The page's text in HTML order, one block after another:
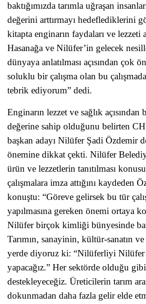
baktığımızda tarımla uğraşan
değerini arttırmayı hedeflediklerini
kitapta enginarın faydaları ve lezzeti
Hasanağa ve Nilüfer’in gelecek
dünyaya anlatılması açısından çok
soluklu bir çalışma olan bu
tebrik ediyorum” dedi.
Enginarın lezzet ve sağlık açısından
değerine sahip olduğunu belirten
başkan adayı Nilüfer Şadi Özdemir
önemine dikkat çekti. Nilüfer
ürün ve lezzetlerin tanıtılması
çalışmalara imza attığını kaydeden
konuştu: “Göreve gelirsek bu tür
yapılmasına gereken önemi ortaya
Nilüfer birçok kimliği bünyesinde
Tarımın, sanayinin, kültür-sanatın
yerde diyoruz ki: “Nilüferliyi
yapacağız.” Her sektörde olduğu gibi
destekleyeceğiz. Üreticilerin tarım
dokunmadan daha fazla gelir elde